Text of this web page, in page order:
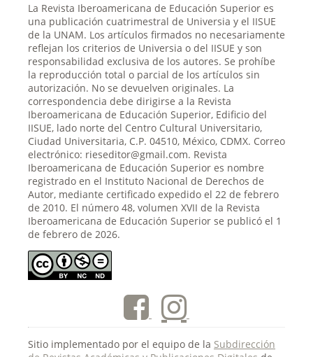
La Revista Iberoamericana de Educación Superior es
una publicación cuatrimestral de Universia y el IISUE
de la UNAM. Los artículos firmados no necesariamente
reflejan los criterios de Universia o del IISUE y son
responsabilidad exclusiva de los autores. Se prohíbe
la reproducción total o parcial de los artículos sin
autorización. No se devuelven originales. La
correspondencia debe dirigirse a la Revista
Iberoamericana de Educación Superior, Edificio del
IISUE, lado norte del Centro Cultural Universitario,
Ciudad Universitaria, C.P. 04510, México, CDMX. Correo
electrónico: rieseditor@gmail.com. Revista
Iberoamericana de Educación Superior es nombre
registrado en el Instituto Nacional de Derechos de
Autor, mediante certificado expedido el 22 de febrero
de 2010. El número 48, volumen XVII de la Revista
Iberoamericana de Educación Superior se publicó el 1
de febrero de 2026.
Sitio implementado por el equipo de la Subdirección